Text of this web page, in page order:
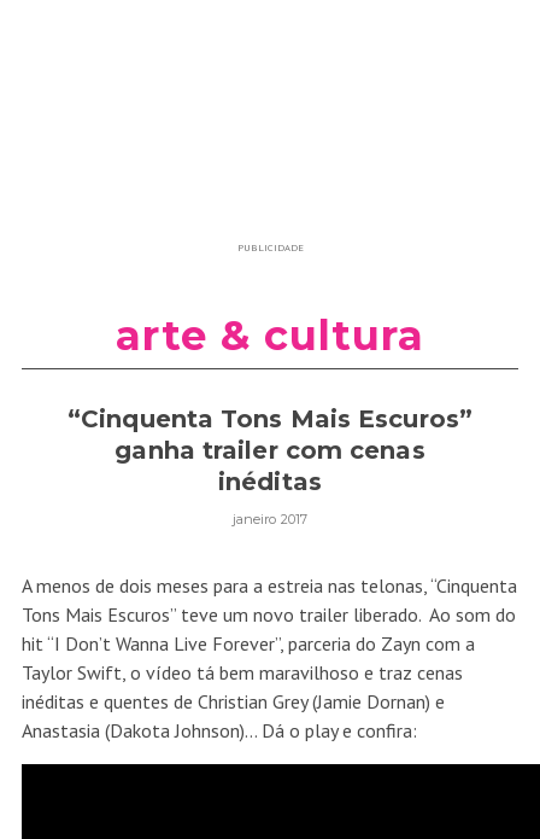
PUBLICIDADE
arte & cultura
“Cinquenta Tons Mais Escuros”
ganha trailer com cenas
inéditas
janeiro 2017
A menos de dois meses para a estreia nas telonas, “Cinquenta
Tons Mais Escuros” teve um novo trailer liberado. Ao som do
hit “I Don’t Wanna Live Forever”, parceria do Zayn com a
Taylor Swift, o vídeo tá bem maravilhoso e traz cenas
inéditas e quentes de Christian Grey (Jamie Dornan) e
Anastasia (Dakota Johnson)… Dá o play e confira: